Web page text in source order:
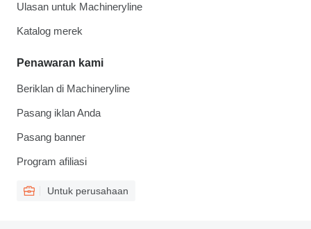
Ulasan untuk Machineryline
Katalog merek
Penawaran kami
Beriklan di Machineryline
Pasang iklan Anda
Pasang banner
Program afiliasi
Untuk perusahaan